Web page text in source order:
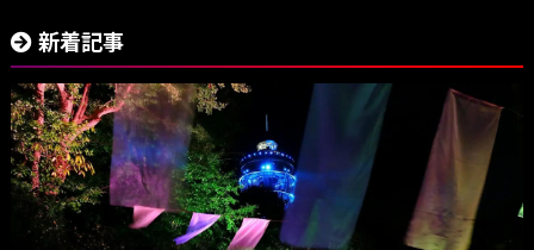
新着記事